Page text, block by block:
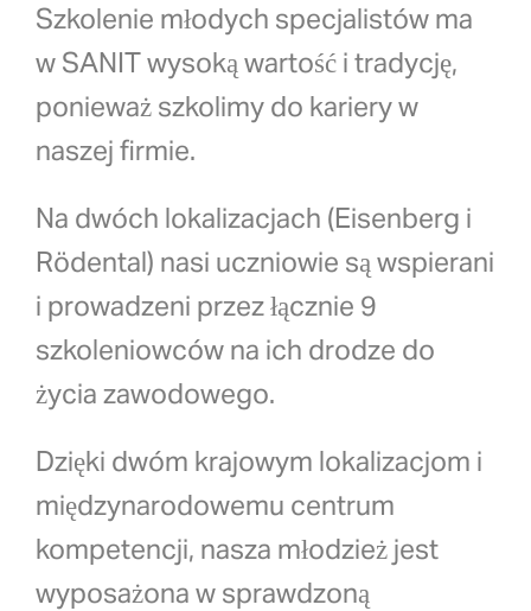
Szkolenie młodych specjalistów ma
w SANIT wysoką wartość i tradycję,
ponieważ szkolimy do kariery w
naszej firmie.
Na dwóch lokalizacjach (Eisenberg i
Rödental) nasi uczniowie są wspierani
i prowadzeni przez łącznie 9
szkoleniowców na ich drodze do
życia zawodowego.
Dzięki dwóm krajowym lokalizacjom i
międzynarodowemu centrum
kompetencji, nasza młodzież jest
wyposażona w sprawdzoną